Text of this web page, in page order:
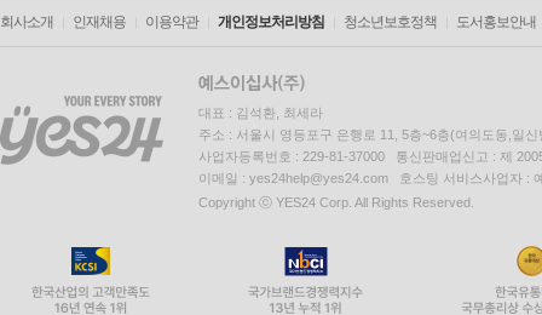
회사소개 인재채용 이용약관 개인정보처리방침 청소년보호정책 도서홍보안내
대표 : 김석환, 최세라
주소 : 서울시 영등포구 은행로 11, 5층~6층(여의도동,일신
사업자등록번호 : 229-81-37000 통신판매업신고 : 제
이메일 : yes24help@yes24.com 호스팅 서비스사업자 :
Copyright ⓒ YES24 Corp. All Rights Reserved.